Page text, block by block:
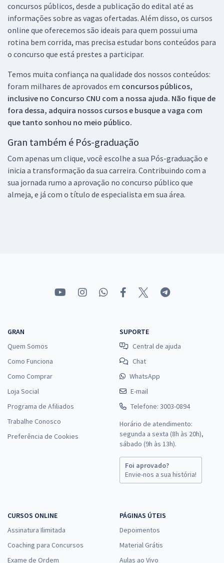
concursos públicos, desde a publicação do edital até as
informações sobre as vagas ofertadas. Além disso, os cursos
online que oferecemos são ideais para quem possui uma
rotina bem corrida, mas precisa estudar bons conteúdos para
o concurso que está prestes a participar.
Temos muita confiança na qualidade dos nossos conteúdos:
foram milhares de aprovados em concursos públicos,
inclusive no Concurso CNU com a nossa ajuda. Não fique de
fora dessa, adquira nossos cursos e busque a vaga com
que tanto sonhou no meio público.
Gran também é Pós-graduação
Com apenas um clique, você escolhe a sua Pós-graduação e
inicia a transformação da sua carreira. Contribuindo com a
sua jornada rumo a aprovação no concurso público que
almeja, e já com o título de especialista em sua área.
GRAN
Quem Somos
Como Funciona
Como Comprar
Loja Social
Programa de Afiliados
Trabalhe Conosco
Preferência de Cookies
SUPORTE
Central de ajuda
Chat
WhatsApp
E-mail
Telefone: 3003-0894
Horário de atendimento:
segunda a sexta (8h às 20h),
sábado (9h às 13h).
Foi aprovado?
Envie-nos a sua história!
CURSOS ONLINE
Assinatura Ilimitada
Coaching para Concursos
Exame de Ordem
PÁGINAS ÚTEIS
Depoimentos
Material Grátis
Aulas ao Vivo